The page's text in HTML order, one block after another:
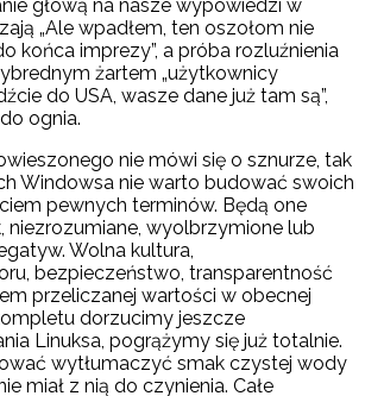
głową na nasze wypowiedzi w
„Ale wpadłem, ten oszołom nie
końca imprezy”, a próba rozluźnienia
żartem „użytkownicy
do USA, wasze dane już tam są”,
ognia.
nie mówi się o sznurze, tak
Windowsa nie warto budować swoich
pewnych terminów. Będą one
niezrozumiane, wyolbrzymione lub
Wolna kultura,
bezpieczeństwo, transparentność
przeliczanej wartości w obecnej
dorzucimy jeszcze
Linuksa, pogrążymy się już totalnie.
wytłumaczyć smak czystej wody
miał z nią do czynienia. Całe